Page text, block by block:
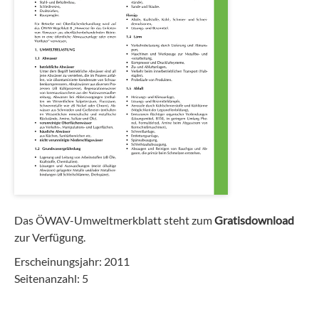
Das ÖWAV-Umweltmerkblatt steht zumGratisdownload
zur Verfügung.
Erscheinungsjahr: 2011
Seitenanzahl: 5